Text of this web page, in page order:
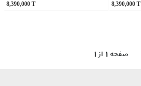
8,390,000 8,390,000
1 صفحه 1 از